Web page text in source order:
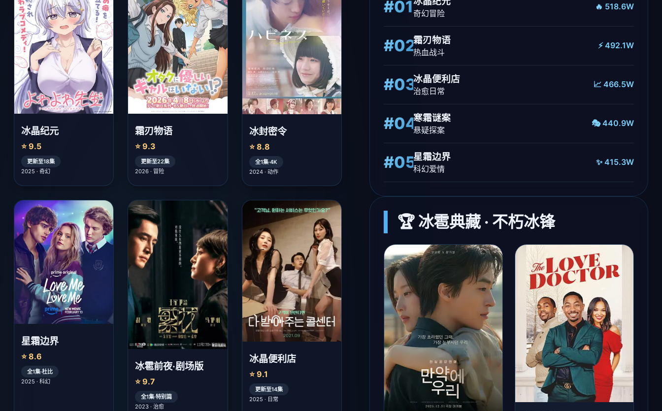
冰晶纪元
⭐ 9.5
更新至18集
2025 · 奇幻
霜刃物语
⭐ 9.3
更新至22集
2026 · 冒险
冰封密令
⭐ 8.8
全1集·4K
2024 · 动作
星霜边界
⭐ 8.6
全1集·杜比
2025 · 科幻
冰雹前夜·剧场版
⭐ 9.7
全1集·特别篇
2023 · 治愈
冰晶便利店
⭐ 9.1
更新至14集
2025 · 日常
#01奇幻冒险
🔥 518.6W
#02霜刃物语
热血战斗
⚡ 492.1W
#03冰晶便利店
治愈日常
📈 466.5W
#04寒霜谜案
悬疑探案
🎭 440.9W
#05星霜边界
科幻爱情
✨ 415.3W
🏆 冰雹典藏 · 不朽冰锋